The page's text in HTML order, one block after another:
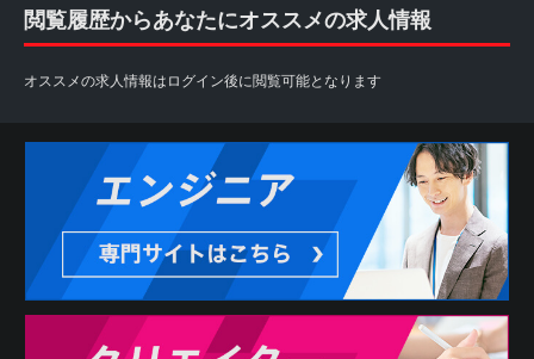
閲覧履歴からあなたにオススメの求人情報
オススメの求人情報はログイン後に閲覧可能となります